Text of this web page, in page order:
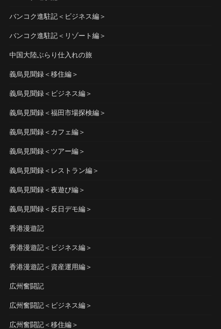
バンコク進駐記＜ビジネス編＞
バンコク進駐記＜リゾート編＞
中国大陸ぶらり仕入れの旅
義烏見聞録＜移住編＞
義烏見聞録＜ビジネス編＞
義烏見聞録＜福田市場探検編＞
義烏見聞録＜カフェ編＞
義烏見聞録＜ツアー編＞
義烏見聞録＜レストラン編＞
義烏見聞録＜夜遊び編＞
義烏見聞録＜反日デモ編＞
香港漫遊記
香港漫遊記＜ビジネス編＞
香港漫遊記＜資産運用編＞
広州奮闘記
広州奮闘記＜ビジネス編＞
広州奮闘記＜移住編＞